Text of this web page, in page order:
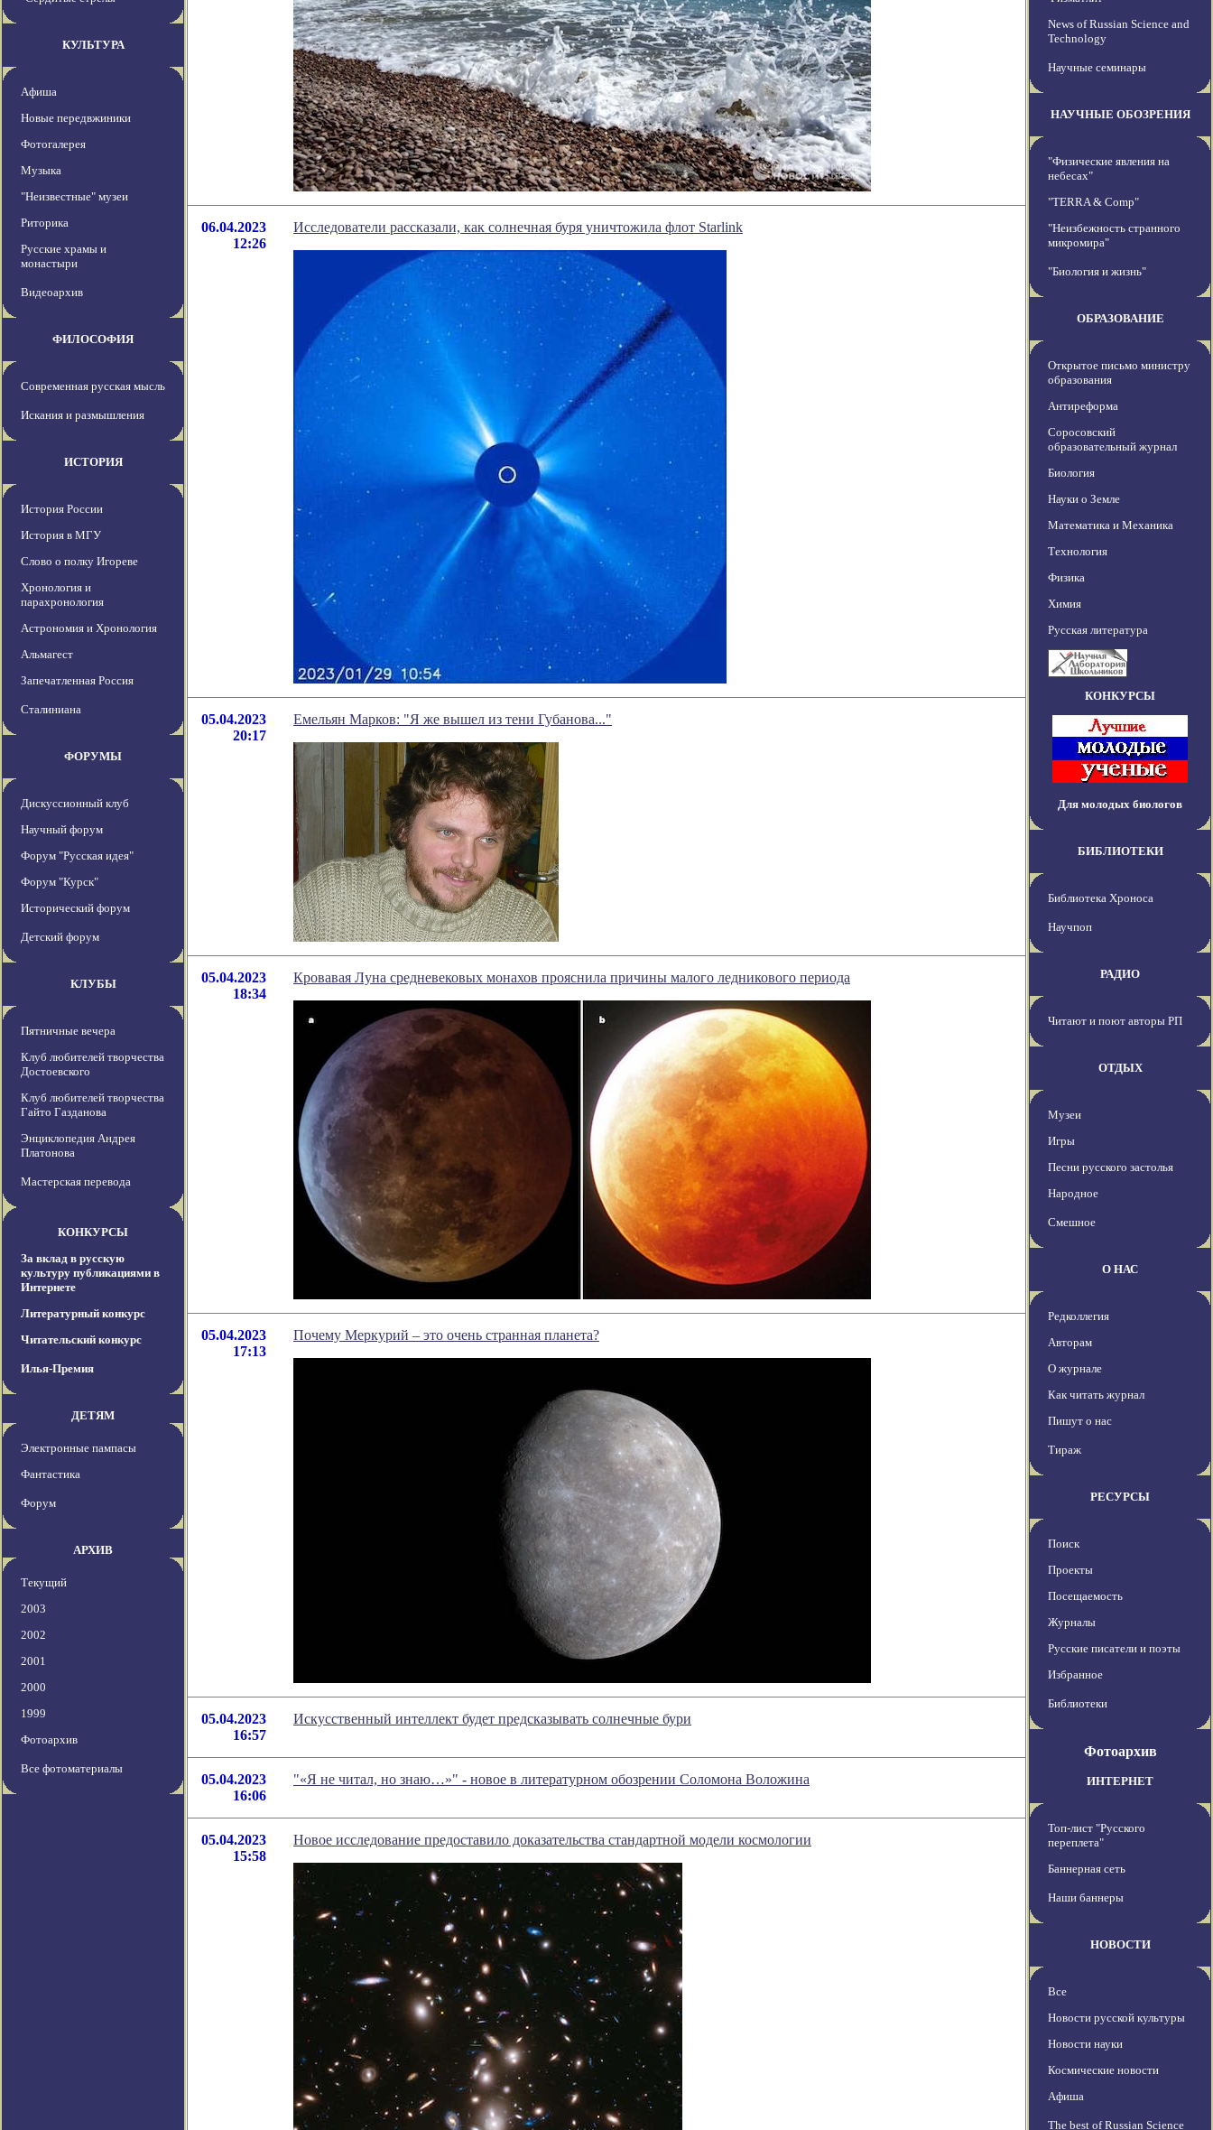
КУЛЬТУРА
Афиша
Новые передвжиники
Фотогалерея
Музыка
"Неизвестные" музеи
Риторика
Русские храмы и
монастыри
Видеоархив
ФИЛОСОФИЯ
Современная русская мысль
Искания и размышления
ИСТОРИЯ
История России
История в МГУ
Слово о полку Игореве
Хронология и
парахронология
Астрономия и Хронология
Альмагест
Запечатленная Россия
Сталиниана
ФОРУМЫ
Дискуссионный клуб
Научный форум
Форум "Русская идея"
Форум "Курск"
Исторический форум
Детский форум
КЛУБЫ
Пятничные вечера
Клуб любителей творчества
Достоевского
Клуб любителей творчества
Гайто Газданова
Энциклопедия Андрея
Платонова
Мастерская перевода
КОНКУРСЫ
За вклад в русскую
культуру публикациями в
Интернете
Литературный конкурс
Читательский конкурс
Илья-Премия
ДЕТЯМ
Электронные пампасы
Фантастика
Форум
АРХИВ
Текущий
2003
2002
2001
2000
1999
Фотоархив
Все фотоматериалы
06.04.2023
12:26
Исследователи рассказали, как солнечная буря уничтожила флот Starlink
05.04.2023
20:17
Емельян Марков: "Я же вышел из тени Губанова..."
05.04.2023
18:34
Кровавая Луна средневековых монахов прояснила причины малого ледникового периода
05.04.2023
17:13
Почему Меркурий – это очень странная планета?
05.04.2023
16:57
Искусственный интеллект будет предсказывать солнечные бури
05.04.2023
16:06
"«Я не читал, но знаю…»" - новое в литературном обозрении Соломона Воложина
05.04.2023
15:58
Новое исследование предоставило доказательства стандартной модели космологии
News of Russian Science and
Technology
Научные семинары
НАУЧНЫЕ ОБОЗРЕНИЯ
"Физические явления на
небесах"
"TERRA & Comp"
"Неизбежность странного
микромира"
"Биология и жизнь"
ОБРАЗОВАНИЕ
Открытое письмо министру
образования
Антиреформа
Соросовский
образовательный журнал
Биология
Науки о Земле
Математика и Механика
Технология
Физика
Химия
Русская литература
КОНКУРСЫ
Для молодых биологов
БИБЛИОТЕКИ
Библиотека Хроноса
Научпоп
РАДИО
Читают и поют авторы РП
ОТДЫХ
Музеи
Игры
Песни русского застолья
Народное
Смешное
О НАС
Редколлегия
Авторам
О журнале
Как читать журнал
Пишут о нас
Тираж
РЕСУРСЫ
Поиск
Проекты
Посещаемость
Журналы
Русские писатели и поэты
Избранное
Библиотеки
Фотоархив
ИНТЕРНЕТ
Топ-лист "Русского
переплета"
Баннерная сеть
Наши баннеры
НОВОСТИ
Все
Новости русской культуры
Новости науки
Космические новости
Афиша
The best of Russian Science